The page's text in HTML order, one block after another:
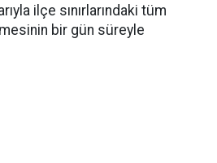
ilçe sınırlarındaki tüm
bir gün süreyle